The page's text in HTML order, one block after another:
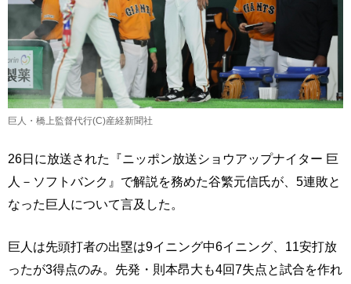
巨人・橋上監督代行(C)産経新聞社
26日に放送された『ニッポン放送ショウアップナイター 巨
人－ソフトバンク』で解説を務めた谷繁元信氏が、5連敗と
なった巨人について言及した。
巨人は先頭打者の出塁は9イニング中6イニング、11安打放
ったが3得点のみ。先発・則本昂大も4回7失点と試合を作れ